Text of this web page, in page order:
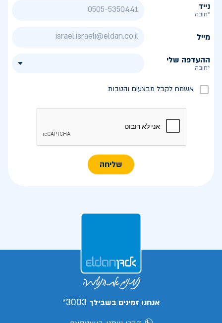
נייד
*חובה
מייל
ההעדפה שלי
*חובה
אשמח לקבל מבצעים והטבות
שליחה
אנחנו זמינים בשבילך 3003*